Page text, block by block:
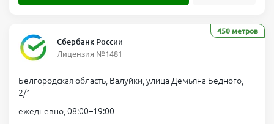
450 метров
Сбербанк России
Лицензия №1481
Белгородская область, Валуйки, улица Демьяна Бедного,
2/1
ежедневно, 08:00–19:00